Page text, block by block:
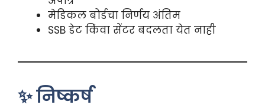
मेडिकल बोर्डचा निर्णय अंतिम
SSB डेट किंवा सेंटर बदलता येत नाही
✨ निष्कर्ष